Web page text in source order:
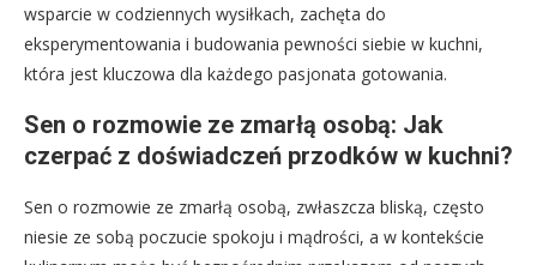
wsparcie w codziennych wysiłkach, zachęta do
eksperymentowania i budowania pewności siebie w kuchni,
która jest kluczowa dla każdego pasjonata gotowania.
Sen o rozmowie ze zmarłą osobą: Jak
czerpać z doświadczeń przodków w kuchni?
Sen o rozmowie ze zmarłą osobą, zwłaszcza bliską, często
niesie ze sobą poczucie spokoju i mądrości, a w kontekście